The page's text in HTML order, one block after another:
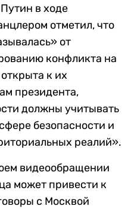
в ходе
отметил, что
от
конфликта на
к их
президента,
должны учитывать
безопасности и
реалий».
видеообращении
может привести к
с Москвой